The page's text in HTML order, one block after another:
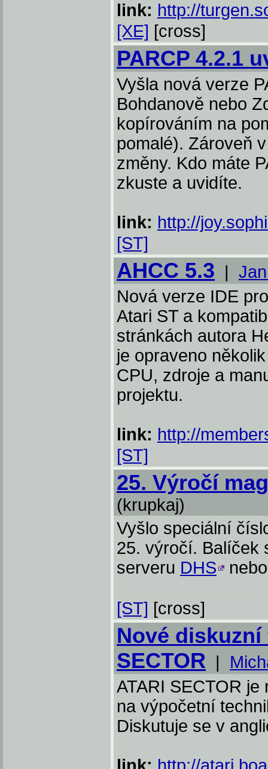
link: http://
[XE] [cross]
PARCP 4.2.1
Vyšla nová verze
Bohdanově nebo
kopírováním na
pomalé). Zároveň
změny. Kdo máte
zkuste a uvidíte.
link: http://
[ST]
AHCC 5.3 |
Nová verze IDE
Atari ST a
stránkách autora
je opraveno
CPU, zdroje a
projektu.
link: http://
[ST]
25. Výročí
(krupkaj)
Vyšlo speciální
25. výročí. Balíček
serveru DHS
[ST] [cross]
Nové diskuzní
SECTOR |
ATARI SECTOR
na výpočetní
Diskutuje se v